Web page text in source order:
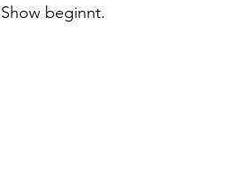
Show beginnt.